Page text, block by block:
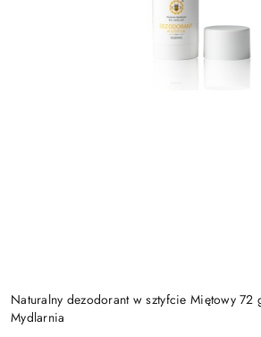
Naturalny dezodorant w sztyfcie Miętowy
Mydlarnia